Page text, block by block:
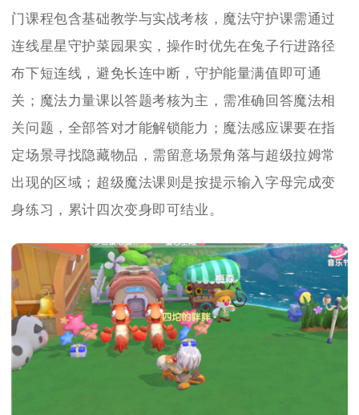
门课程包含基础教学与实战考核，魔法守护课需通过
连线星星守护菜园果实，操作时优先在兔子行进路径
布下短连线，避免长连中断，守护能量满值即可通
关；魔法力量课以答题考核为主，需准确回答魔法相
关问题，全部答对才能解锁能力；魔法感应课要在指
定场景寻找隐藏物品，需留意场景角落与超级拉姆常
出现的区域；超级魔法课则是按提示输入字母完成变
身练习，累计四次变身即可结业。